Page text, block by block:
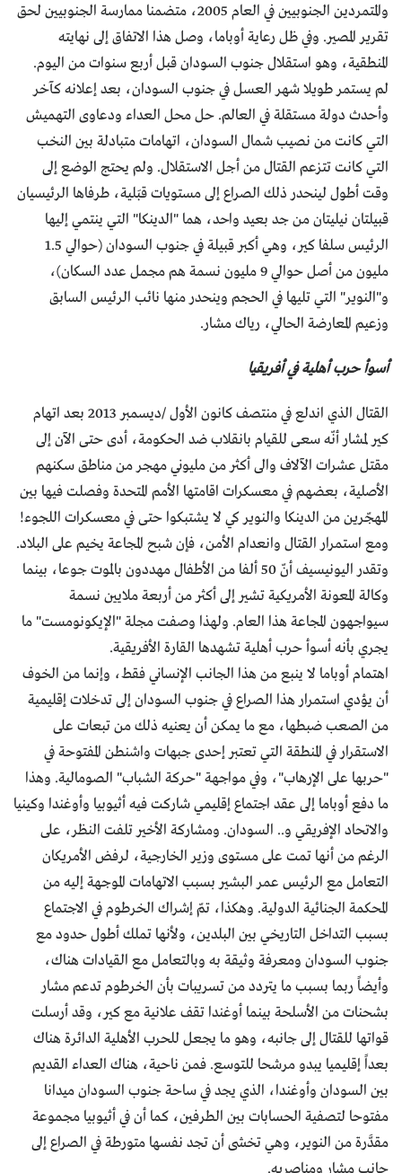
والمتمردين الجنوبيين في العام 2005، متضمنا ممارسة الجنوبيين لحق
تقرير المصير. وفي ظل رعاية أوباما، وصل هذا الاتفاق إلى نهايته
المنطقية، وهو استقلال جنوب السودان قبل أربع سنوات من اليوم.
لم يستمر طويلا شهر العسل في جنوب السودان، بعد إعلانه كآخر
وأحدث دولة مستقلة في العالم. حل محل العداء ودعاوى التهميش
التي كانت من نصيب شمال السودان، اتهامات متبادلة بين النخب
التي كانت تتزعم القتال من أجل الاستقلال. ولم يحتج الوضع إلى
وقت أطول لينحدر ذلك الصراع إلى مستويات قبَلية، طرفاها الرئيسيان
قبيلتان نيليتان من جد بعيد واحد، هما "الدينكا" التي ينتمي إليها
الرئيس سلفا كير، وهي أكبر قبيلة في جنوب السودان (حوالي 1.5
مليون من أصل حوالي 9 مليون نسمة هم مجمل عدد السكان)،
و"النوير" التي تليها في الحجم وينحدر منها نائب الرئيس السابق
وزعيم المعارضة الحالي، رياك مشار.
أسوأ حرب أهلية في أفريقيا
القتال الذي اندلع في منتصف كانون الأول /ديسمبر 2013 بعد اتهام
كير لمشار أنّه سعى للقيام بانقلاب ضد الحكومة، أدى حتى الآن إلى
مقتل عشرات الآلاف والى أكثر من مليوني مهجر من مناطق سكنهم
الأصلية، بعضهم في معسكرات اقامتها الأمم المتحدة وفصلت فيها بين
المهجّرين من الدينكا والنوير كي لا يشتبكوا حتى في معسكرات اللجوء!
ومع استمرار القتال وانعدام الأمن، فإن شبح المجاعة يخيم على البلاد.
وتقدر اليونيسيف أنّ 50 ألفا من الأطفال مهددون بالموت جوعا، بينما
وكالة المعونة الأمريكية تشير إلى أكثر من أربعة ملايين نسمة
سيواجهون المجاعة هذا العام. ولهذا وصفت مجلة "الإيكونومست" ما
يجري بأنه أسوأ حرب أهلية تشهدها القارة الأفريقية.
اهتمام أوباما لا ينبع من هذا الجانب الإنساني فقط، وإنما من الخوف
أن يؤدي استمرار هذا الصراع في جنوب السودان إلى تدخلات إقليمية
من الصعب ضبطها، مع ما يمكن أن يعنيه ذلك من تبعات على
الاستقرار في المنطقة التي تعتبر إحدى جبهات واشنطن المفتوحة في
"حربها على الإرهاب"، وفي مواجهة "حركة الشباب" الصومالية. وهذا
ما دفع أوباما إلى عقد اجتماع إقليمي شاركت فيه أثيوبيا وأوغندا وكينيا
والاتحاد الإفريقي و.. السودان. ومشاركة الأخير تلفت النظر، على
الرغم من أنها تمت على مستوى وزير الخارجية، لرفض الأمريكان
التعامل مع الرئيس عمر البشير بسبب الاتهامات الموجهة إليه من
المحكمة الجنائية الدولية. وهكذا، تمّ إشراك الخرطوم في الاجتماع
بسبب التداخل التاريخي بين البلدين، ولأنها تملك أطول حدود مع
جنوب السودان ومعرفة وثيقة به وبالتعامل مع القيادات هناك،
وأيضاً ربما بسبب ما يتردد من تسريبات بأن الخرطوم تدعم مشار
بشحنات من الأسلحة بينما أوغندا تقف علانية مع كير، وقد أرسلت
قواتها للقتال إلى جانبه، وهو ما يجعل للحرب الأهلية الدائرة هناك
بعداً إقليميا يبدو مرشحا للتوسع. فمن ناحية، هناك العداء القديم
بين السودان وأوغندا، الذي يجد في ساحة جنوب السودان ميدانا
مفتوحا لتصفية الحسابات بين الطرفين، كما أن في أثيوبيا مجموعة
مقدَّرة من النوير، وهي تخشى أن تجد نفسها متورطة في الصراع إلى
جانب مشار ومناصريه.